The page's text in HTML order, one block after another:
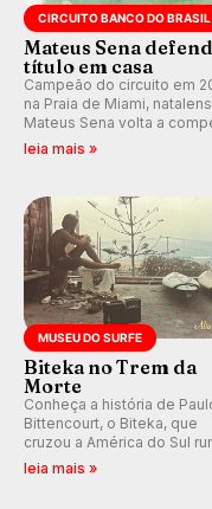
CIRCUITO BANCO DO BRASIL
Mateus Sena
título em casa
Campeão do circuito em
na Praia de Miami,
Mateus Sena volta a
em casa em busca de
hegemonia potiguar em
leia mais »
MUSEU DO SURFE
Biteka no Trem da
Morte
Conheça a história de
Bittencourt, o Biteka, que
cruzou a América do Sul
ao Pacífico em uma jornada
que se tornou um marco de
leia mais »